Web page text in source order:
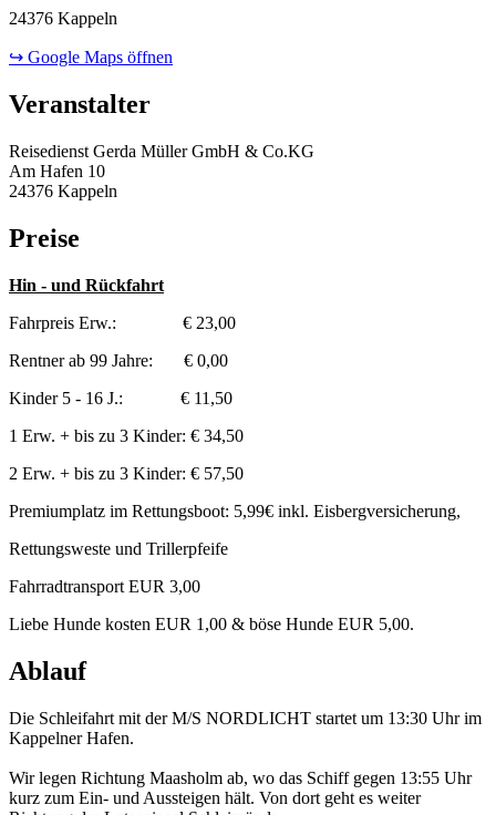
24376 Kappeln
↪ Google Maps öffnen
Veranstalter
Reisedienst Gerda Müller GmbH & Co.KG
Am Hafen 10
24376 Kappeln
Preise
Hin - und Rückfahrt
Fahrpreis Erw.: € 23,00
Rentner ab 99 Jahre: € 0,00
Kinder 5 - 16 J.: € 11,50
1 Erw. + bis zu 3 Kinder: € 34,50
2 Erw. + bis zu 3 Kinder: € 57,50
Premiumplatz im Rettungsboot: 5,99€ inkl. Eisbergversicherung,
Rettungsweste und Trillerpfeife
Fahrradtransport EUR 3,00
Liebe Hunde kosten EUR 1,00 & böse Hunde EUR 5,00.
Ablauf
Die Schleifahrt mit der M/S NORDLICHT startet um 13:30 Uhr im
Kappelner Hafen.
Wir legen Richtung Maasholm ab, wo das Schiff gegen 13:55 Uhr
kurz zum Ein- und Aussteigen hält. Von dort geht es weiter